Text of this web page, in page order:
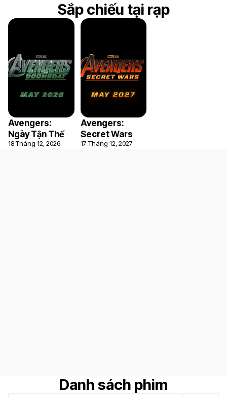
Sắp chiếu tại rạp
Avengers:
Ngày Tận Thế
18 Tháng 12, 2026
Avengers:
Secret Wars
17 Tháng 12, 2027
Danh sách phim